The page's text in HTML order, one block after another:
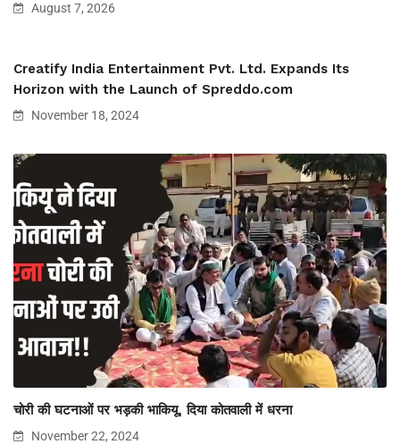
August 7, 2026
Creatify India Entertainment Pvt. Ltd. Expands Its
Horizon with the Launch of Spreddo.com
November 18, 2024
चोरी की घटनाओं पर भड़की भाकियू, दिया कोतवाली में धरना
November 22, 2024